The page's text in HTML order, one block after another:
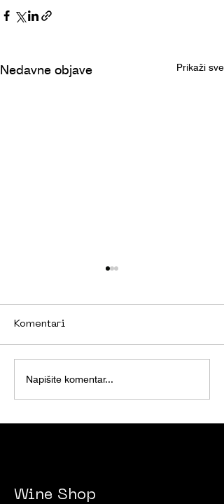
Nedavne objave Prikaži sve
Komentari
Napišite komentar...
Wine Shop